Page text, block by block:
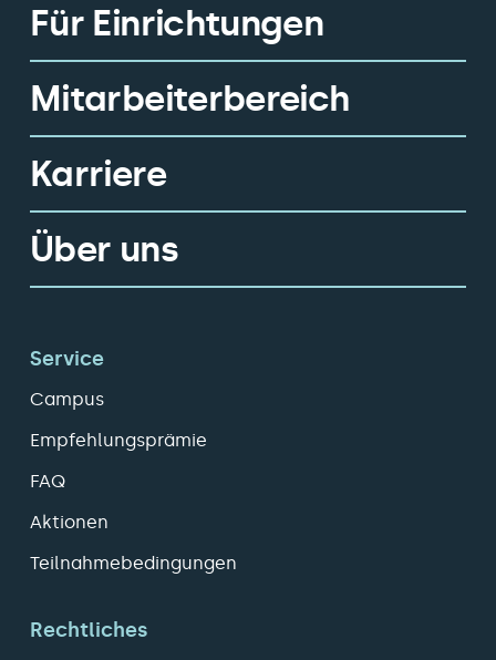
Für Einrichtungen
Mitarbeiterbereich
Karriere
Über uns
Service
Campus
Empfehlungsprämie
FAQ
Aktionen
Teilnahmebedingungen
Rechtliches